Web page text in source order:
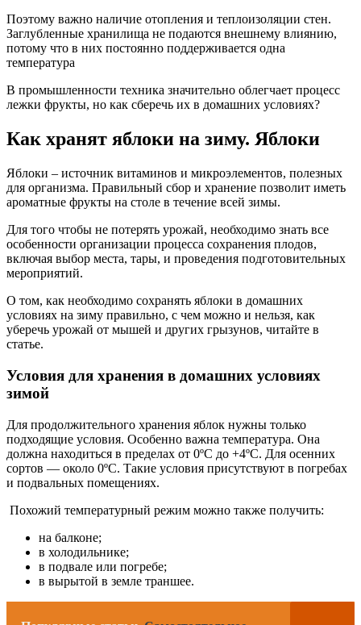
Поэтому важно наличие отопления и теплоизоляции стен.
Заглубленные хранилища не подаются внешнему влиянию,
потому что в них постоянно поддерживается одна
температура
В промышленности техника значительно облегчает процесс
лежки фрукты, но как сберечь их в домашних условиях?
Как хранят яблоки на зиму. Яблоки
Яблоки – источник витаминов и микроэлементов, полезных
для организма. Правильный сбор и хранение позволит иметь
ароматные фрукты на столе в течение всей зимы.
Для того чтобы не потерять урожай, необходимо знать все
особенности организации процесса сохранения плодов,
включая выбор места, тары, и проведения подготовительных
мероприятий.
О том, как необходимо сохранять яблоки в домашних
условиях на зиму правильно, с чем можно и нельзя, как
уберечь урожай от мышей и других грызунов, читайте в
статье.
Условия для хранения в домашних условиях
зимой
Для продолжительного хранения яблок нужны только
подходящие условия. Особенно важна температура. Она
должна находиться в пределах от 0ºС до +4ºС. Для осенних
сортов — около 0ºС. Такие условия присутствуют в погребах
и подвальных помещениях.
Похожий температурный режим можно также получить:
на балконе;
в холодильнике;
в подвале или погребе;
в вырытой в земле траншее.